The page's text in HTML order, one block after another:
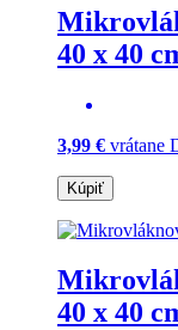
40 x 40
3,99 € vrátane
Kúpiť
40 x 40